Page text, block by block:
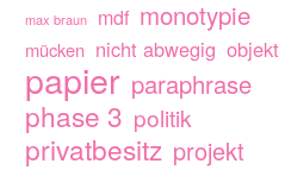
max braun mdf monotypie
mücken nicht abwegig objekt
papier paraphrase
phase 3 politik
privatbesitz projekt